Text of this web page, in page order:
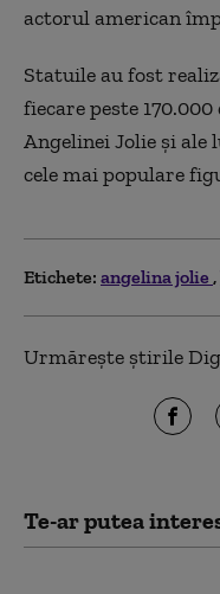
actorul american
Statuile au fost
fiecare peste
Angelinei Jolie şi
cele mai populare
Etichete: angelina jolie
Urmărește știrile
Te-ar putea